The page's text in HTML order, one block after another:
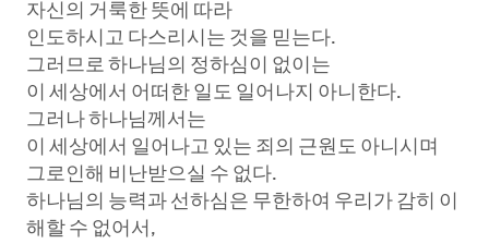
자신의 거룩한 뜻에 따라
인도하시고 다스리시는 것을 믿는다.
그러므로 하나님의 정하심이 없이는
이 세상에서 어떠한 일도 일어나지 아니한다.
그러나 하나님께서는
이 세상에서 일어나고 있는 죄의 근원도 아니시며
그로인해 비난받으실 수 없다.
하나님의 능력과 선하심은 무한하여 우리가 감히 이
해할 수 없어서,